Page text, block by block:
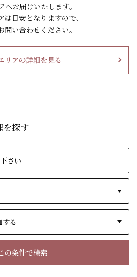
へお届けいたします。
は目安となりますので、
問い合わせください。
リアの詳細を見る
を探す
る
の条件で検索